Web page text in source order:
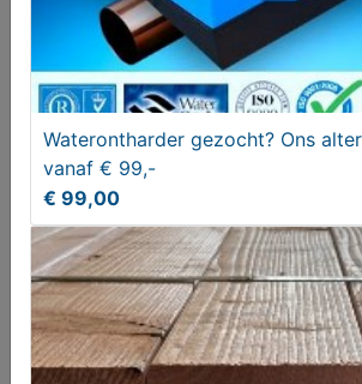
Deurbeslag diverse
€ 130,00
Waterontharder gezocht? Ons
vanaf € 99,-
€ 99,00